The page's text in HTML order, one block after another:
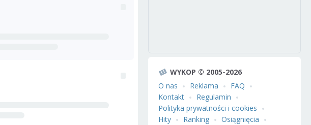
WYKOP © 2005-2026
O nas
Reklama
FAQ
Kontakt
Regulamin
Polityka prywatności i cookies
Hity
Ranking
Osiągnięcia